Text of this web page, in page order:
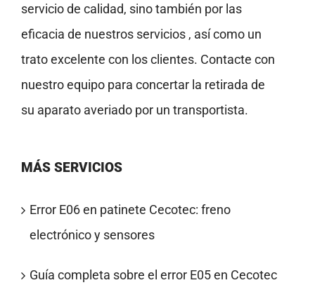
servicio de calidad, sino también por las
eficacia de nuestros servicios , así como un
trato excelente con los clientes. Contacte con
nuestro equipo para concertar la retirada de
su aparato averiado por un transportista.
MÁS SERVICIOS
Error E06 en patinete Cecotec: freno
electrónico y sensores
Guía completa sobre el error E05 en Cecotec